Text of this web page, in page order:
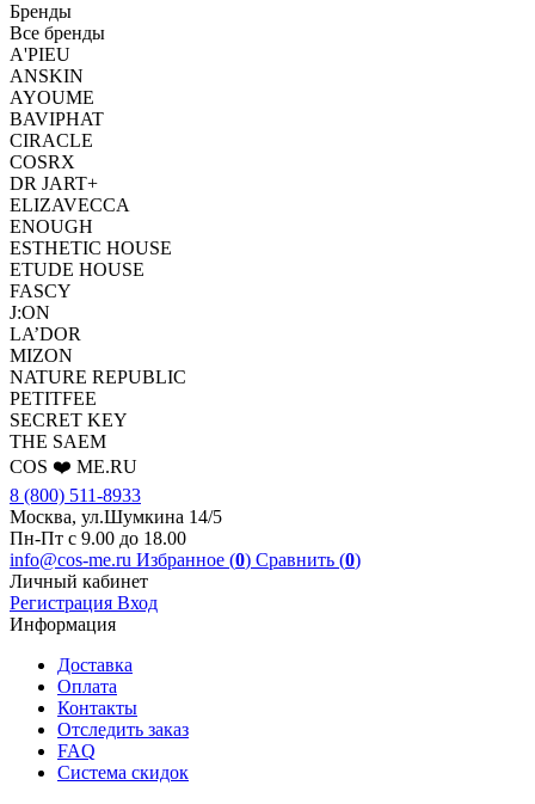
Бренды
Все бренды
A'PIEU
ANSKIN
AYOUME
BAVIPHAT
CIRACLE
COSRX
DR JART+
ELIZAVECCA
ENOUGH
ESTHETIC HOUSE
ETUDE HOUSE
FASCY
J:ON
LA’DOR
MIZON
NATURE REPUBLIC
PETITFEE
SEСRET KEY
THE SAEM
COS ❤️ ME.RU
8 (800) 511-8933
Москва, ул.Шумкина 14/5
Пн-Пт с 9.00 до 18.00
info@cos-me.ru Избранное (0) Сравнить (0)
Личный кабинет
Регистрация Вход
Информация
Доставка
Оплата
Контакты
Отследить заказ
FAQ
Система скидок